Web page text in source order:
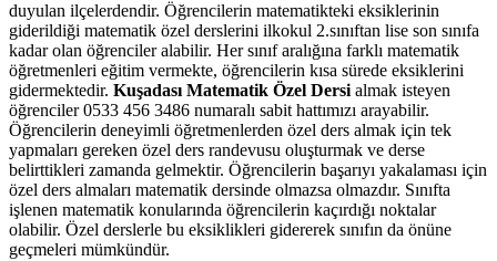
duyulan ilçelerdendir. Öğrencilerin matematikteki eksiklerinin
giderildiği matematik özel derslerini ilkokul 2.sınıftan lise son sınıfa
kadar olan öğrenciler alabilir. Her sınıf aralığına farklı matematik
öğretmenleri eğitim vermekte, öğrencilerin kısa sürede eksiklerini
gidermektedir. Kuşadası Matematik Özel Dersialmak isteyen
öğrenciler 0533 456 3486 numaralı sabit hattımızı arayabilir.
Öğrencilerin deneyimli öğretmenlerden özel ders almak için tek
yapmaları gereken özel ders randevusu oluşturmak ve derse
belirttikleri zamanda gelmektir. Öğrencilerin başarıyı yakalaması için
özel ders almaları matematik dersinde olmazsa olmazdır. Sınıfta
işlenen matematik konularında öğrencilerin kaçırdığı noktalar
olabilir. Özel derslerle bu eksiklikleri gidererek sınıfın da önüne
geçmeleri mümkündür.